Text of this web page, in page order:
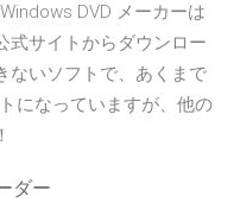
DVD メーカーは
式サイトからダウンロー
ないソフトで、あくまで
になっていますが、他の
ダー